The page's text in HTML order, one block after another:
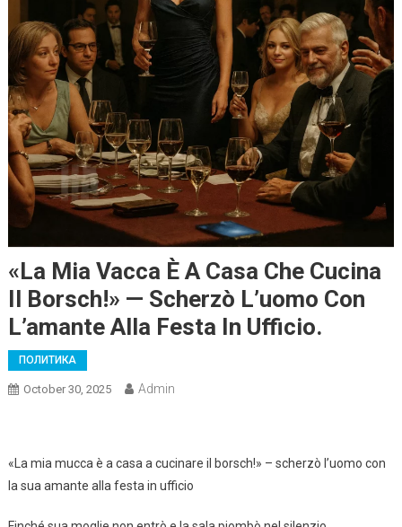
«La Mia Vacca È A Casa Che Cucina
Il Borsch!» — Scherzò L’uomo Con
L’amante Alla Festa In Ufficio.
ПОЛИТИКА
October 30, 2025 Admin
«La mia mucca è a casa a cucinare il borsch!» – scherzò l’uomo con
la sua amante alla festa in ufficio